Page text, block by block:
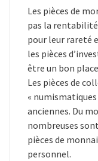
Les pièces de
pas la rentabilité
pour leur rareté
les pièces
être un bon
Les pièces de
«
anciennes. Du
nombreuses
pièces de
personnel.